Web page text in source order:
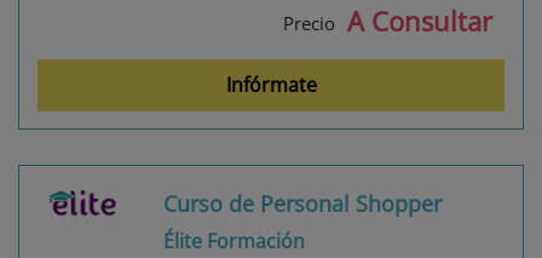
Precio A Consultar
Infórmate
Curso de Personal Shopper
Élite Formación